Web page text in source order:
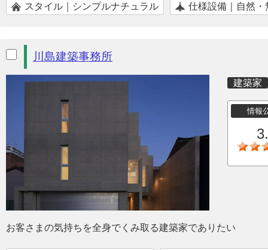
スタイル｜シンプルナチュラル 仕様設備｜自然・
川島建築事務所
建築家
情報
お客さまの気持ちを全身でくみ取る建築家でありたい